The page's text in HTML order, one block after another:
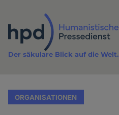
Inhalt
Der säkulare Blick auf die Welt.
ORGANISATIONEN